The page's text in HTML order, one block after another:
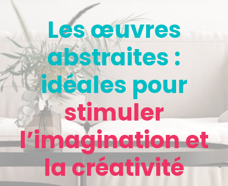
Les œuvres
abstraites :
idéales pour
stimuler
l’imagination et
la créativité